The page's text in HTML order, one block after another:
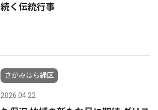
続く伝統行事
さがみはら緑区
2026.04.22